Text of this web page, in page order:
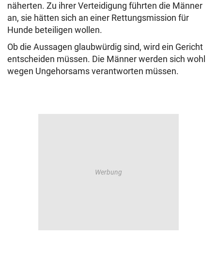
näherten. Zu ihrer Verteidigung führten die Männer
an, sie hätten sich an einer Rettungsmission für
Hunde beteiligen wollen.
Ob die Aussagen glaubwürdig sind, wird ein Gericht
entscheiden müssen. Die Männer werden sich wohl
wegen Ungehorsams verantworten müssen.